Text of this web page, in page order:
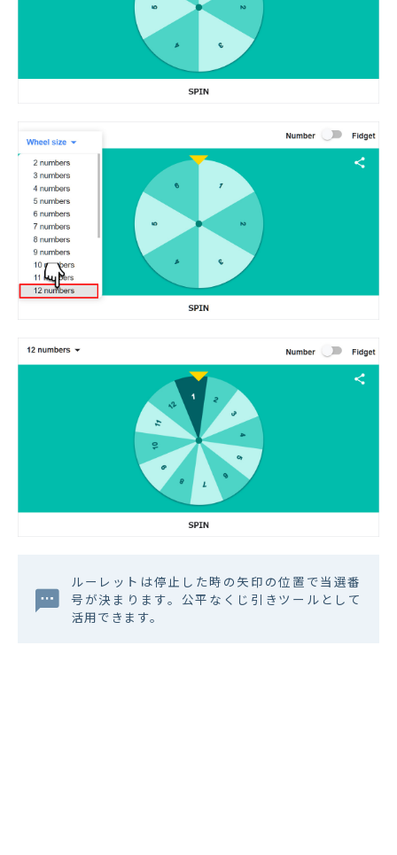
ルーレットは停止した時の矢印の位置で当選番
号が決まります。公平なくじ引きツールとして
活用できます。